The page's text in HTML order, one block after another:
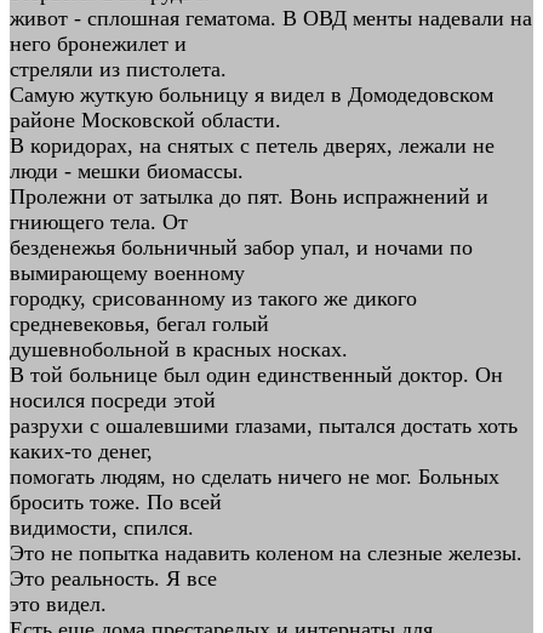
живот - сплошная гематома. В ОВД менты надевали на
него бронежилет и
стреляли из пистолета.
Самую жуткую больницу я видел в Домодедовском
районе Московской области.
В коридорах, на снятых с петель дверях, лежали не
люди - мешки биомассы.
Пролежни от затылка до пят. Вонь испражнений и
гниющего тела. От
безденежья больничный забор упал, и ночами по
вымирающему военному
городку, срисованному из такого же дикого
средневековья, бегал голый
душевнобольной в красных носках.
В той больнице был один единственный доктор. Он
носился посреди этой
разрухи с ошалевшими глазами, пытался достать хоть
каких-то денег,
помогать людям, но сделать ничего не мог. Больных
бросить тоже. По всей
видимости, спился.
Это не попытка надавить коленом на слезные железы.
Это реальность. Я все
это видел.